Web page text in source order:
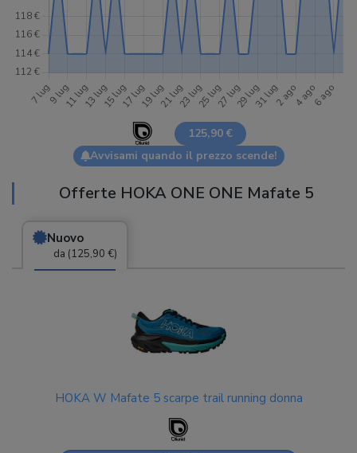
125,90 €
Avvisami quando il prezzo scende!
Offerte HOKA ONE ONE Mafate 5
Nuovo
da (125,90 €)
HOKA W Mafate 5 scarpe trail running donna